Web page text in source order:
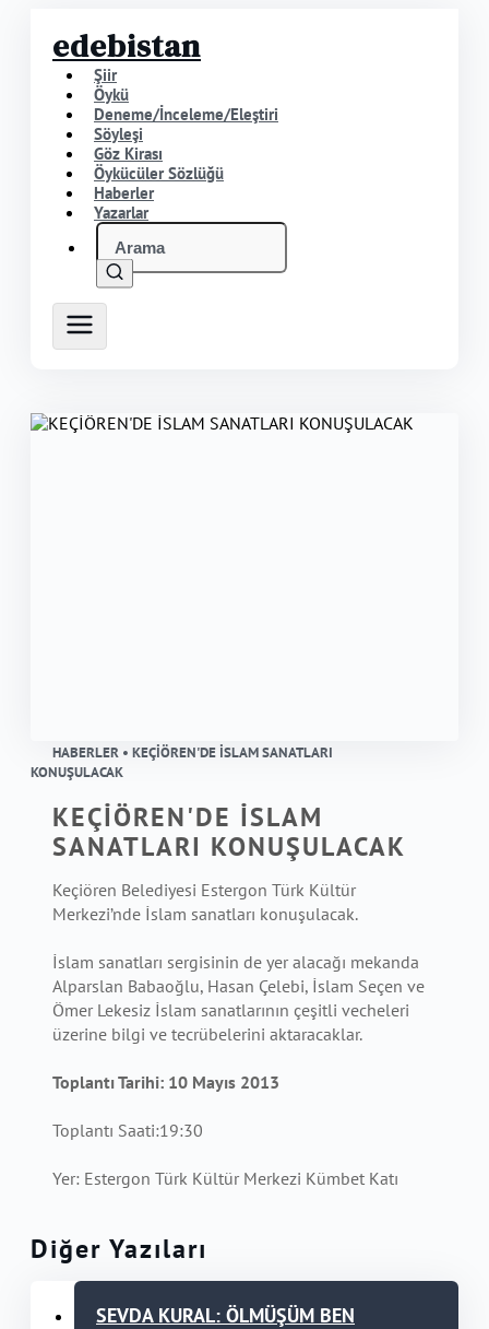
edebistan
Şiir
Öykü
Deneme/İnceleme/Eleştiri
Söyleşi
Göz Kirası
Öykücüler Sözlüğü
Haberler
Yazarlar
HABERLER • KEÇİÖREN'DE İSLAM SANATLARI
KONUŞULACAK
KEÇİÖREN'DE İSLAM
SANATLARI KONUŞULACAK
Keçiören Belediyesi Estergon Türk Kültür
Merkezi’nde İslam sanatları konuşulacak.
İslam sanatları sergisinin de yer alacağı mekanda
Alparslan Babaoğlu, Hasan Çelebi, İslam Seçen ve
Ömer Lekesiz İslam sanatlarının çeşitli vecheleri
üzerine bilgi ve tecrübelerini aktaracaklar.
Toplantı Tarihi: 10 Mayıs 2013
Toplantı Saati:19:30
Yer: Estergon Türk Kültür Merkezi Kümbet Katı
Diğer Yazıları
SEVDA KURAL: ÖLMÜŞÜM BEN